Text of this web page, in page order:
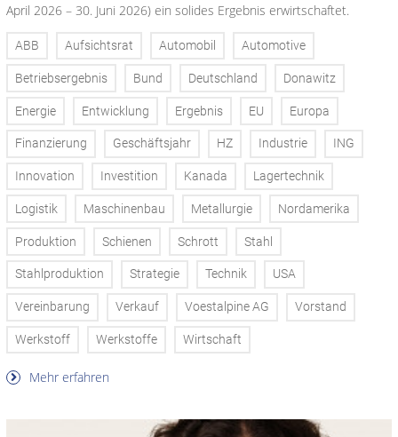
April 2026 – 30. Juni 2026) ein solides Ergebnis erwirtschaftet.
ABB Aufsichtsrat Automobil Automotive
Betriebsergebnis Bund Deutschland Donawitz
Energie Entwicklung Ergebnis EU Europa
Finanzierung Geschäftsjahr HZ Industrie ING
Innovation Investition Kanada Lagertechnik
Logistik Maschinenbau Metallurgie Nordamerika
Produktion Schienen Schrott Stahl
Stahlproduktion Strategie Technik USA
Vereinbarung Verkauf Voestalpine AG Vorstand
Werkstoff Werkstoffe Wirtschaft
Mehr erfahren